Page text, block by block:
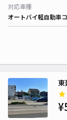
対応車種
オートバイ軽自動車
東